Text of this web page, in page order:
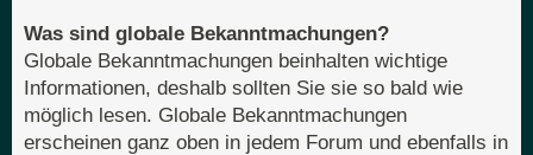
Was sind globale Bekanntmachungen?
Globale Bekanntmachungen beinhalten wichtige
Informationen, deshalb sollten Sie sie so bald wie
möglich lesen. Globale Bekanntmachungen
erscheinen ganz oben in jedem Forum und ebenfalls in